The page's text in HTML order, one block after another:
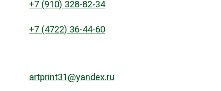
+7 (910) 328-82-34
+7 (4722) 36-44-60
artprint31@yandex.ru